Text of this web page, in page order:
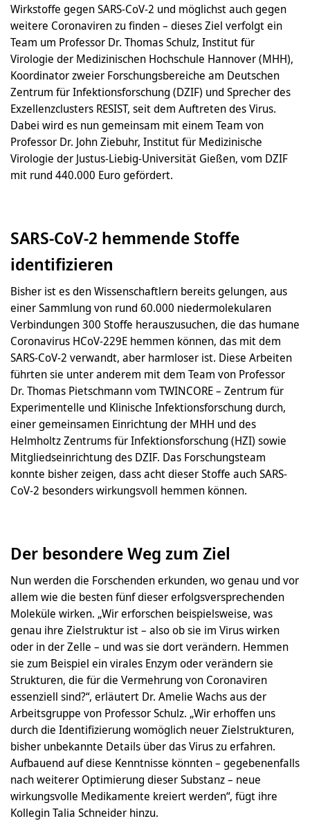
Wirkstoffe gegen SARS-CoV-2 und möglichst auch gegen
weitere Coronaviren zu finden – dieses Ziel verfolgt ein
Team um Professor Dr. Thomas Schulz, Institut für
Virologie der Medizinischen Hochschule Hannover (MHH),
Koordinator zweier Forschungsbereiche am Deutschen
Zentrum für Infektionsforschung (DZIF) und Sprecher des
Exzellenzclusters RESIST, seit dem Auftreten des Virus.
Dabei wird es nun gemeinsam mit einem Team von
Professor Dr. John Ziebuhr, Institut für Medizinische
Virologie der Justus-Liebig-Universität Gießen, vom DZIF
mit rund 440.000 Euro gefördert.
SARS-CoV-2 hemmende Stoffe
identifizieren
Bisher ist es den Wissenschaftlern bereits gelungen, aus
einer Sammlung von rund 60.000 niedermolekularen
Verbindungen 300 Stoffe herauszusuchen, die das humane
Coronavirus HCoV-229E hemmen können, das mit dem
SARS-CoV-2 verwandt, aber harmloser ist. Diese Arbeiten
führten sie unter anderem mit dem Team von Professor
Dr. Thomas Pietschmann vom TWINCORE – Zentrum für
Experimentelle und Klinische Infektionsforschung durch,
einer gemeinsamen Einrichtung der MHH und des
Helmholtz Zentrums für Infektionsforschung (HZI) sowie
Mitgliedseinrichtung des DZIF. Das Forschungsteam
konnte bisher zeigen, dass acht dieser Stoffe auch SARS-
CoV-2 besonders wirkungsvoll hemmen können.
Der besondere Weg zum Ziel
Nun werden die Forschenden erkunden, wo genau und vor
allem wie die besten fünf dieser erfolgsversprechenden
Moleküle wirken. „Wir erforschen beispielsweise, was
genau ihre Zielstruktur ist – also ob sie im Virus wirken
oder in der Zelle – und was sie dort verändern. Hemmen
sie zum Beispiel ein virales Enzym oder verändern sie
Strukturen, die für die Vermehrung von Coronaviren
essenziell sind?“, erläutert Dr. Amelie Wachs aus der
Arbeitsgruppe von Professor Schulz. „Wir erhoffen uns
durch die Identifizierung womöglich neuer Zielstrukturen,
bisher unbekannte Details über das Virus zu erfahren.
Aufbauend auf diese Kenntnisse könnten – gegebenenfalls
nach weiterer Optimierung dieser Substanz – neue
wirkungsvolle Medikamente kreiert werden“, fügt ihre
Kollegin Talia Schneider hinzu.